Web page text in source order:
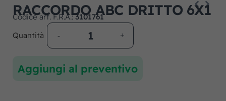
RACCORDO ABC DRITTO 6X1
Codice art. F.R.A.:3101761
Quantità
Aggiungi al preventivo